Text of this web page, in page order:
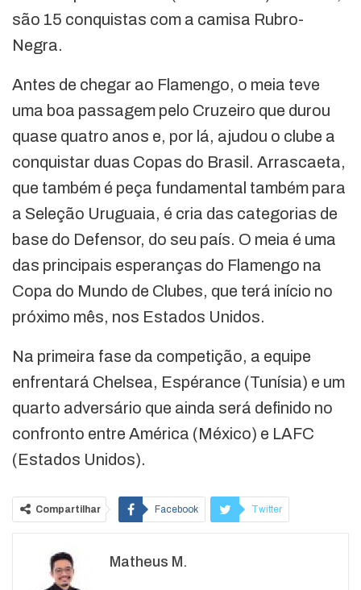
são 15 conquistas com a camisa Rubro-
Negra.
Antes de chegar ao Flamengo, o meia teve
uma boa passagem pelo Cruzeiro que durou
quase quatro anos e, por lá, ajudou o clube a
conquistar duas Copas do Brasil. Arrascaeta,
que também é peça fundamental também para
a Seleção Uruguaia, é cria das categorias de
base do Defensor, do seu país. O meia é uma
das principais esperanças do Flamengo na
Copa do Mundo de Clubes, que terá início no
próximo mês, nos Estados Unidos.
Na primeira fase da competição, a equipe
enfrentará Chelsea, Espérance (Tunísia) e um
quarto adversário que ainda será definido no
confronto entre América (México) e LAFC
(Estados Unidos).
Compartilhar Facebook Twitter
WhatsApp
Matheus M.